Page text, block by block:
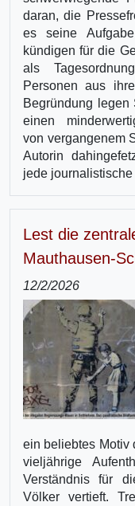
daran, die
es seine
kündigen für die
als
Personen aus
Begründung
einen
von vergangenem
Autorin
jede
Lest die
Mauthausen-
12/2/2026
ein beliebtes Motiv
vieljährige
Verständnis für
Völker vertieft.